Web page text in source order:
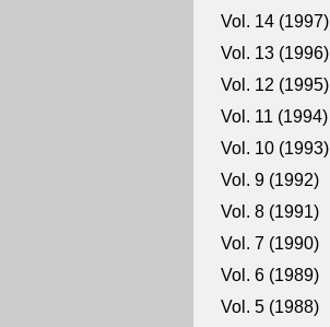
Vol. 14 (1997)
Vol. 13 (1996)
Vol. 12 (1995)
Vol. 11 (1994)
Vol. 10 (1993)
Vol. 9 (1992)
Vol. 8 (1991)
Vol. 7 (1990)
Vol. 6 (1989)
Vol. 5 (1988)